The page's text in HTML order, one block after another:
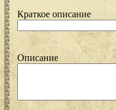
Краткое описание
Описание